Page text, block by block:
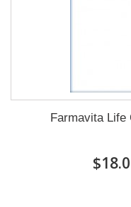
Farmavita Life